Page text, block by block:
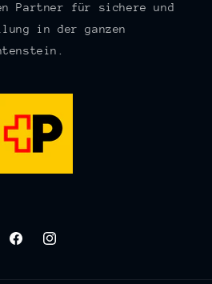
Partner für sichere und
in der ganzen
FacebookInstagram